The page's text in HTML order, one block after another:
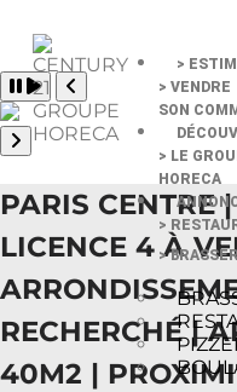
>
> VENDRE
SON
> LE
HORECA
>
>
Pause slide rotation
Resume slide rotation
Previous slide
Next slide
PARIS CENTRE
LICENCE 4 À
RECHERCHÉ |
40M2 |